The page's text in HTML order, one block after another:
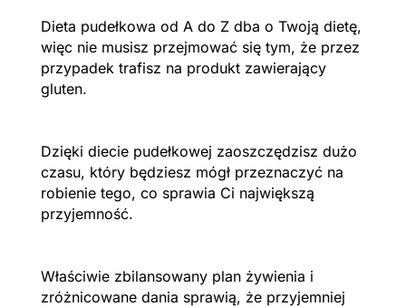
Dieta pudełkowa od A do Z dba o Twoją dietę,
więc nie musisz przejmować się tym, że przez
przypadek trafisz na produkt zawierający
gluten.
Dzięki diecie pudełkowej zaoszczędzisz dużo
czasu, który będziesz mógł przeznaczyć na
robienie tego, co sprawia Ci największą
przyjemność.
Właściwie zbilansowany plan żywienia i
zróżnicowane dania sprawią, że przyjemniej